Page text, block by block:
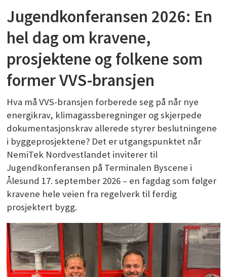
Jugendkonferansen 2026: En
hel dag om kravene,
prosjektene og folkene som
former VVS-bransjen
Hva må VVS-bransjen forberede seg på når nye
energikrav, klimagassberegninger og skjerpede
dokumentasjonskrav allerede styrer beslutningene
i byggeprosjektene? Det er utgangspunktet når
NemiTek Nordvestlandet inviterer til
Jugendkonferansen på Terminalen Byscene i
Ålesund 17. september 2026 – en fagdag som følger
kravene hele veien fra regelverk til ferdig
prosjektert bygg.